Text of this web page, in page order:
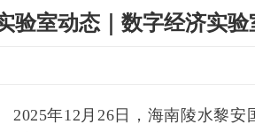
验室动态｜数字经济实
2025年12月26日，海南陵水黎